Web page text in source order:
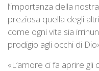
l’importanza della
preziosa quella degli
come ogni vita sia
prodigio agli occhi di
«L’amore ci fa aprire gli